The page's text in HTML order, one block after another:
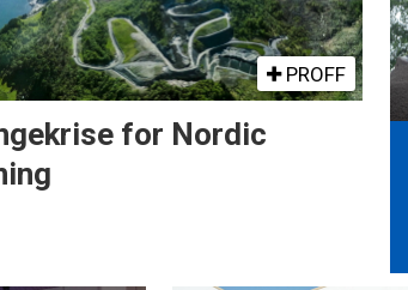
PROFF
for Nordic